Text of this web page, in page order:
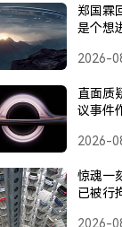
郑国霖
是个想
2026-
直面质
议事件
2026-
惊魂一
已被行
2026-